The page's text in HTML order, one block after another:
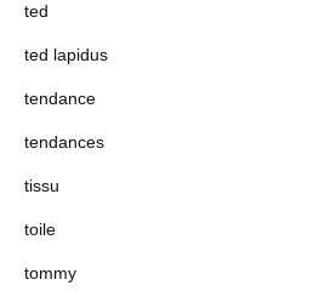
ted
ted lapidus
tendance
tendances
tissu
toile
tommy